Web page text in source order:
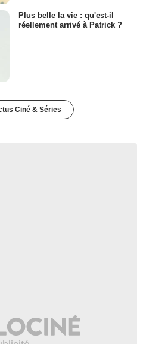
Plus belle la vie : qu'est-il
réellement arrivé à Patrick ?
Ciné & Séries